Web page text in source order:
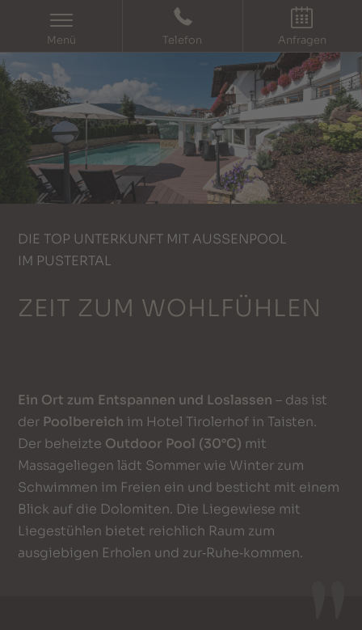
Menü Telefon Anfragen
IT
DIE TOP UNTERKUNFT MIT AUSSENPOOL I
M PUSTERTAL
ZEIT ZUM WOHLFÜHLEN
Ein Ort zum Entspannen und Loslassen – das ist
der Poolbereich im Hotel Tirolerhof in Taisten.
Der beheizte Outdoor Pool (30°C) mit
Massageliegen lädt Sommer wie Winter zum
Schwimmen im Freien ein und besticht mit einem
Blick auf die Dolomiten. Die Liegewiese mit
Liegestühlen bietet reichlich Raum zum
ausgiebigen Erholen und zur‑Ruhe‑kommen.